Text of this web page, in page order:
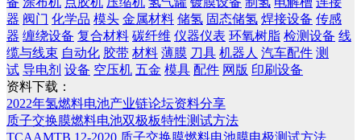
器 阀门 化学品 模头 金属材料 储氢 固态储氢 焊接设备 传感
器 缠绕设备 复合材料 碳纤维 仪器仪表 环氧树脂 检测设备 线
缆与线束 自动化 胶带 材料 薄膜 刀具 机器人 汽车配件 测
试 导电剂 设备 空压机 五金 模具 配件 网版 印刷设备
资料下载：
2022年氢燃料电池产业链论坛资料分享
质子交换膜燃料电池双极板特性测试方法
TCAAMTB 12-2020 质子交换膜燃料电池膜电极测试方法